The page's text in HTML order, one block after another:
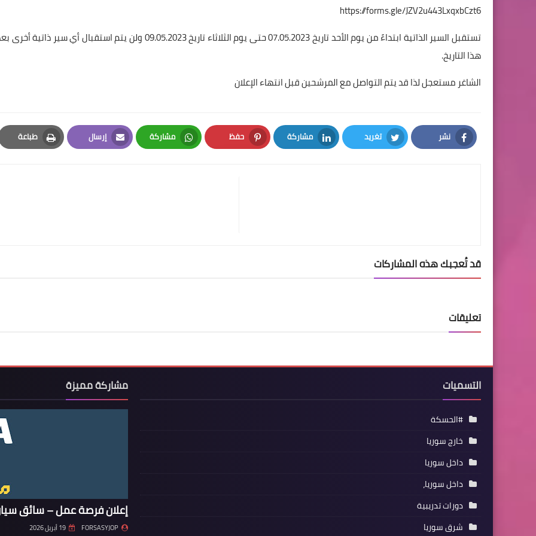
https://forms.gle/JZV2u443LxqxbCzt6
تستقبل السير الذاتية ابتداءً من يوم الأحد تاريخ 07.05.2023 حتى يوم الثلاثاء تاريخ 09.05.2023 ولن يتم استقبال أي سير ذاتية
هذا التاريخ.
الشاغر مستعجل لذا قد يتم التواصل مع المرشحين قبل انتهاء الإعلان
نشر
Facebook
تغريد
Twitter
مشاركة
LinkedIn
حفظ
Pinterest
مشاركة
Whatsapp
إرسال
Email
طباعة
Print
قد تُعجبك هذه المشاركات
تعليقات
التسميات
#الحسكة
خارج سوريا
داخل سوريا
داخل سوريا،
دورات تدريبية
شرق سوريا
مشاركة مميزة
إعلان فرصة عمل – سائق
FORSASYJOP 19 أبريل 2026